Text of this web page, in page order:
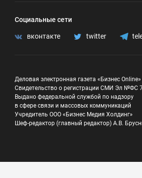
Социальные сети
вконтакте twitter
Деловая электронная газета «Бизнес
Свидетельство о регистрации СМИ Эл №ФС
Выдано федеральной службой по надзору
в сфере связи и массовых коммуникаций
Учредитель ООО «Бизнес Медия Холдинг»
Шеф-редактор (главный редактор) А.В.